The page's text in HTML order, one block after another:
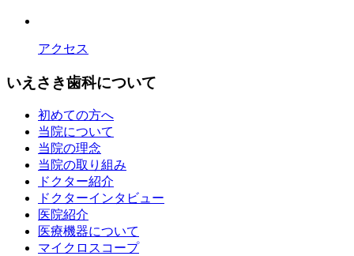
アクセス
いえさき歯科について
初めての方へ
当院について
当院の理念
当院の取り組み
ドクター紹介
ドクターインタビュー
医院紹介
医療機器について
マイクロスコープ